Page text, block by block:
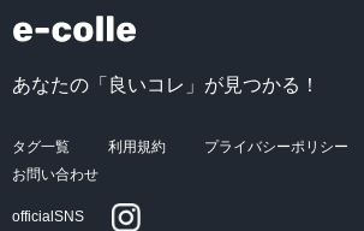
あなたの「良いコレ」が見つかる！
タグ一覧 利用規約 プライバシーポリシー
お問い合わせ
officialSNS